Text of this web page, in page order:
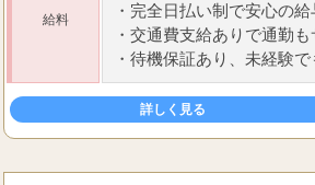
給料
・ 完全日払い制で安心の給
・ 交通費支給ありで通勤も
・ 待機保証あり、未経験で
・指名料など全額バック
働きやすい環...
詳しく見る